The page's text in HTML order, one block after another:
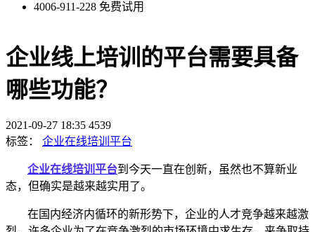
4006-911-228 免费试用
企业线上培训的平台需要具备
哪些功能？
2021-09-27 18:35 4539
标签：
企业在线培训平台
企业在线培训平台到今天一直在创新，虽然也不算新业
态，但确实是越来越实用了。
在国内经济内循环的新形势下，企业的人才竞争越来越激